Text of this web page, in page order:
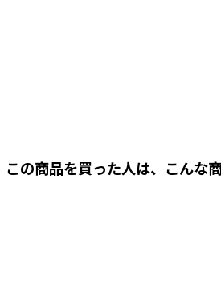
この商品を買った人は、こんな